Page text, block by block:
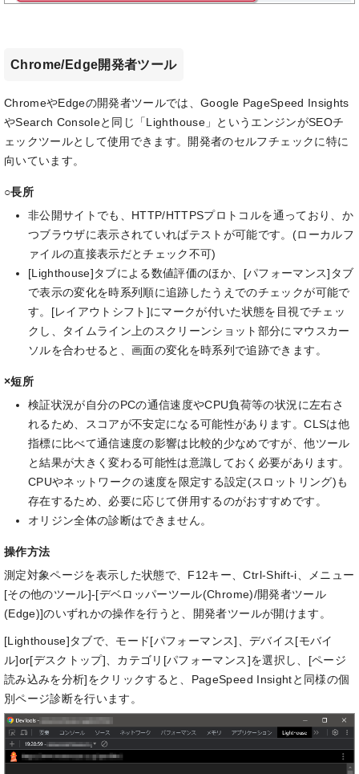
Chrome/Edge開発者ツール
ChromeやEdgeの開発者ツールでは、Google PageSpeed Insights
やSearch Consoleと同じ「Lighthouse」というエンジンがSEOチ
ェックツールとして使用できます。開発者のセルフチェックに特に
向いています。
○長所
非公開サイトでも、HTTP/HTTPSプロトコルを通っており、か
つブラウザに表示されていればテストが可能です。(ローカルフ
ァイルの直接表示だとチェック不可)
[Lighthouse]タブによる数値評価のほか、[パフォーマンス]タブ
で表示の変化を時系列順に追跡したうえでのチェックが可能で
す。[レイアウトシフト]にマークが付いた状態を目視でチェッ
クし、タイムライン上のスクリーンショット部分にマウスカー
ソルを合わせると、画面の変化を時系列で追跡できます。
×短所
検証状況が自分のPCの通信速度やCPU負荷等の状況に左右さ
れるため、スコアが不安定になる可能性があります。CLSは他
指標に比べて通信速度の影響は比較的少なめですが、他ツール
と結果が大きく変わる可能性は意識しておく必要があります。
CPUやネットワークの速度を限定する設定(スロットリング)も
存在するため、必要に応じて併用するのがおすすめです。
オリジン全体の診断はできません。
操作方法
測定対象ページを表示した状態で、F12キー、Ctrl-Shift-i、メニュー
[その他のツール]-[デベロッパーツール(Chrome)/開発者ツール
(Edge)]のいずれかの操作を行うと、開発者ツールが開けます。
[Lighthouse]タブで、モード[パフォーマンス]、デバイス[モバイ
ル]or[デスクトップ]、カテゴリ[パフォーマンス]を選択し、[ページ
読み込みを分析]をクリックすると、PageSpeed Insightと同様の個
別ページ診断を行います。